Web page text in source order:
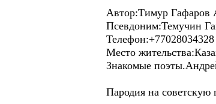
Автор:Тимур Гафаров
Псевдоним:Темучин
Телефон:+77028034328
Место
Знакомые
Пародия на